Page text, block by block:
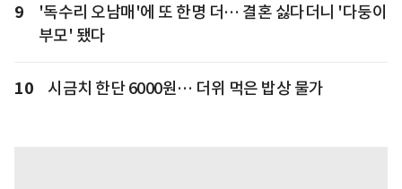
9
'독수리 오남매'에 또 한명 더… 결혼 싫다더니 '다둥이
부모' 됐다
10 시금치 한단 6000원… 더위 먹은 밥상 물가